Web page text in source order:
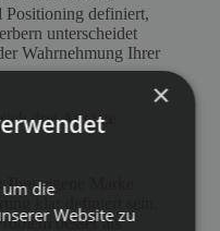
Positioning definiert,
unterscheidet
Wahrnehmung Ihrer
drei Ansätze
Ihre eigene Marke
klar definiert sein.
besser als
×
die
Website zu